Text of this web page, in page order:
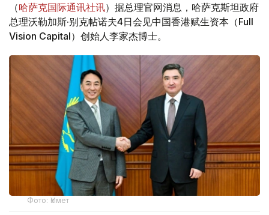
（哈萨克国际通讯社讯）据总理官网消息，哈萨克斯坦政府
总理沃勒加斯·别克帖诺夫4日会见中国香港赋生资本（Full
Vision Capital）创始人李家杰博士。
Фото: Үкімет